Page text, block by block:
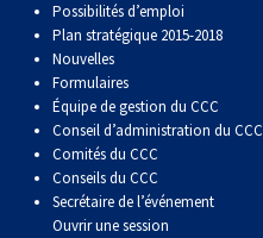
Possibilités d’emploi
Plan stratégique 2015-2018
Nouvelles
Formulaires
Équipe de gestion du CCC
Conseil d’administration du CCC
Comités du CCC
Conseils du CCC
Secrétaire de l’événement
Ouvrir une session